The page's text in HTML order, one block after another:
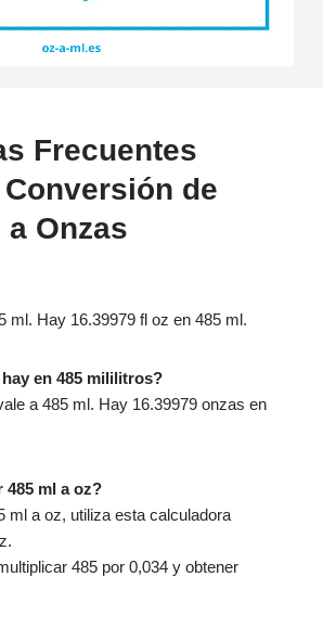
Frecuentes
de
Onzas
ml. Hay 16.39979 fl oz en 485 ml.
en 485 mililitros?
a 485 ml. Hay 16.39979 onzas en
485 ml a oz?
ml a oz, utiliza esta calculadora
485 por 0,034 y obtener